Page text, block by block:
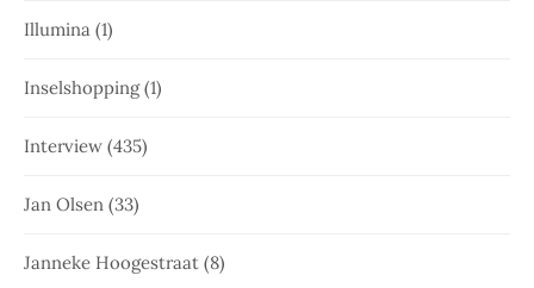
Illumina (1)
Inselshopping(1)
Interview (435)
Jan Olsen (33)
Janneke Hoogestraat (8)